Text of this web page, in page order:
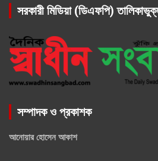
সরকারী মিডিয়া (ডিএফপি)
সম্পাদক ও প্রকাশক
আনোয়ার হোসেন আকাশ